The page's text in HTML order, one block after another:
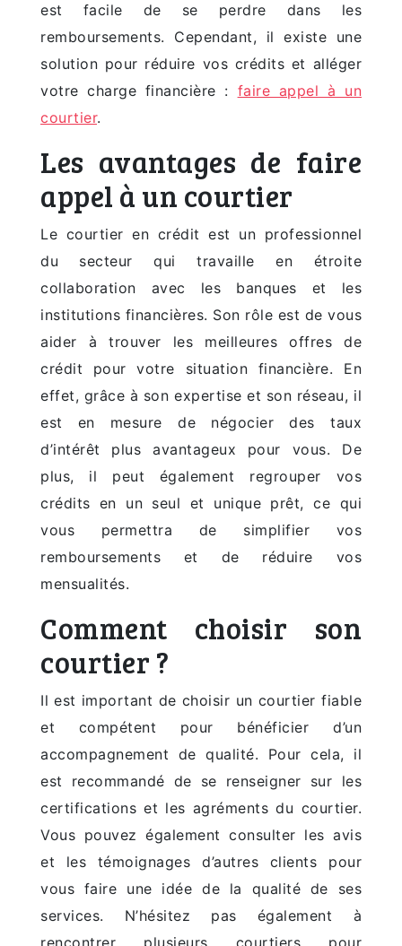
est facile de se perdre dans les
remboursements. Cependant, il existe une
solution pour réduire vos crédits et alléger
votre charge financière : faire appel à un
courtier.
Les avantages de faire
appel à un courtier
Le courtier en crédit est un professionnel
du secteur qui travaille en étroite
collaboration avec les banques et les
institutions financières. Son rôle est de vous
aider à trouver les meilleures offres de
crédit pour votre situation financière. En
effet, grâce à son expertise et son réseau, il
est en mesure de négocier des taux
d’intérêt plus avantageux pour vous. De
plus, il peut également regrouper vos
crédits en un seul et unique prêt, ce qui
vous permettra de simplifier vos
remboursements et de réduire vos
mensualités.
Comment choisir son
courtier ?
Il est important de choisir un courtier fiable
et compétent pour bénéficier d’un
accompagnement de qualité. Pour cela, il
est recommandé de se renseigner sur les
certifications et les agréments du courtier.
Vous pouvez également consulter les avis
et les témoignages d’autres clients pour
vous faire une idée de la qualité de ses
services. N’hésitez pas également à